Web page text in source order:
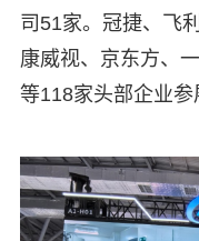
司51家。冠捷、飞
康威视、京东方、
等118家头部企业参